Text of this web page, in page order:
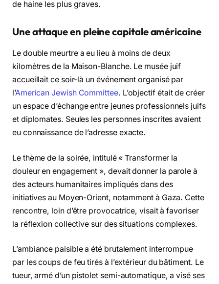
de haine les plus graves.
Une attaque en pleine capitale américaine
Le double meurtre a eu lieu à moins de deux
kilomètres de la Maison-Blanche. Le musée juif
accueillait ce soir-là un événement organisé par
l’American Jewish Committee. L’objectif était de créer
un espace d’échange entre jeunes professionnels juifs
et diplomates. Seules les personnes inscrites avaient
eu connaissance de l’adresse exacte.
Le thème de la soirée, intitulé « Transformer la
douleur en engagement », devait donner la parole à
des acteurs humanitaires impliqués dans des
initiatives au Moyen-Orient, notamment à Gaza. Cette
rencontre, loin d’être provocatrice, visait à favoriser
la réflexion collective sur des situations complexes.
L’ambiance paisible a été brutalement interrompue
par les coups de feu tirés à l’extérieur du bâtiment. Le
tueur, armé d’un pistolet semi-automatique, a visé ses